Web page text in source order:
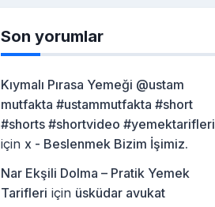
Son yorumlar
Kıymalı Pırasa Yemeği @ustam
mutfakta #ustammutfakta #short
#shorts #shortvideo #yemektarifleri
için x - Beslenmek Bizim İşimiz.
Nar Ekşili Dolma – Pratik Yemek
Tarifleri için üsküdar avukat